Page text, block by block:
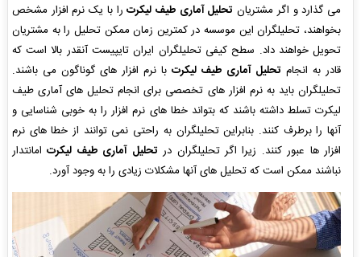
می گذارد و اگر مشتریان تحلیل آماری طیف لیکرترا با یک نرم افزار مشخص
بخواهند، تحلیلگران این موسسه در کمترین زمان ممکن تحلیل را به مشتریان
تحویل خواهند داد. سطح کیفی تحلیلگران ایران تایپیست آنقدر بالا است که
قادر به انجام تحلیل آماری طیف لیکرتبا نرم افزار های گوناگون می باشند.
تحلیلگران باید به نرم افزار های تخصصی برای انجام تحلیل های آماری طیف
لیکرت تسلط داشته باشند که بتواند خطا های نرم افزار را به خوبی شناسایی و
آنها را برطرف کنند. بنابراین تحلیلگران به راحتی نمی توانند از خطا های نرم
افزار ها عبور کنند. زیرا اگر تحلیلگران در تحلیل آماری طیف لیکرتامانتدار
نباشند ممکن است که تحلیل های آنها مشکلات زیادی را به وجود آورد.